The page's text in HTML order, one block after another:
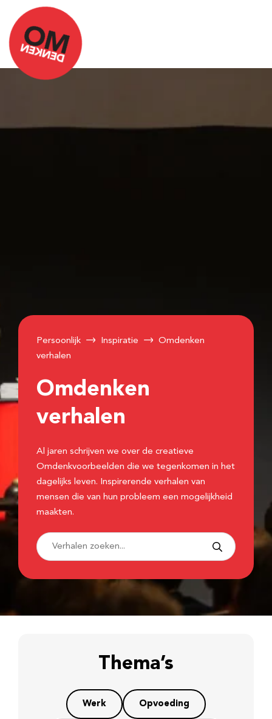
Persoonlijk Inspiratie
Omdenken
verhalen
Omdenken
verhalen
Al jaren schrijven we over de creatieve
Omdenkvoorbeelden die we tegenkomen in het
dagelijks leven. Inspirerende verhalen van
mensen die van hun probleem een mogelijkheid
maakten.
Thema’s
Werk Opvoeding